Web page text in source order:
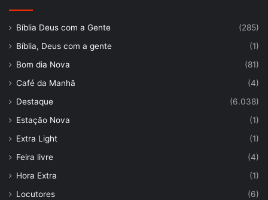
Bíblia Deus com a Gente
(285)
Bíblia, Deus com a gente
(1)
Bom dia Nova
(81)
Café da Manhã
(4)
Destaque
(6.038)
Estação Nova
(1)
Extra Light
(1)
Feira livre
(4)
Hora Extra
(1)
Locutores
(6)